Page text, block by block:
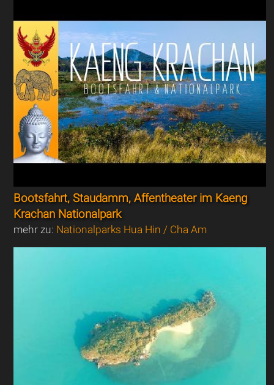
Bootsfahrt, Staudamm, Affentheater im Kaeng
Krachan Nationalpark
mehr zu: Nationalparks Hua Hin / Cha Am